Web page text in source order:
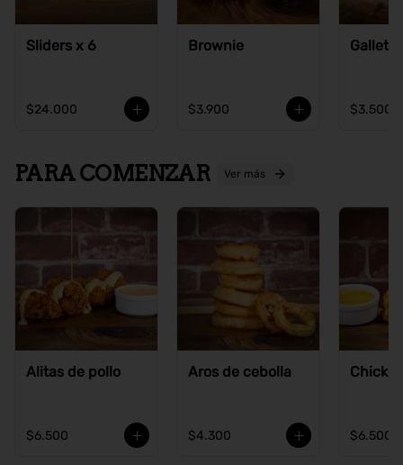
Sliders x 6
$24.000
Brownie
$3.900
Galletas
$3.500
PARA COMENZAR Ver más
Alitas de pollo
$6.500
Aros de cebolla
$4.300 $6.500